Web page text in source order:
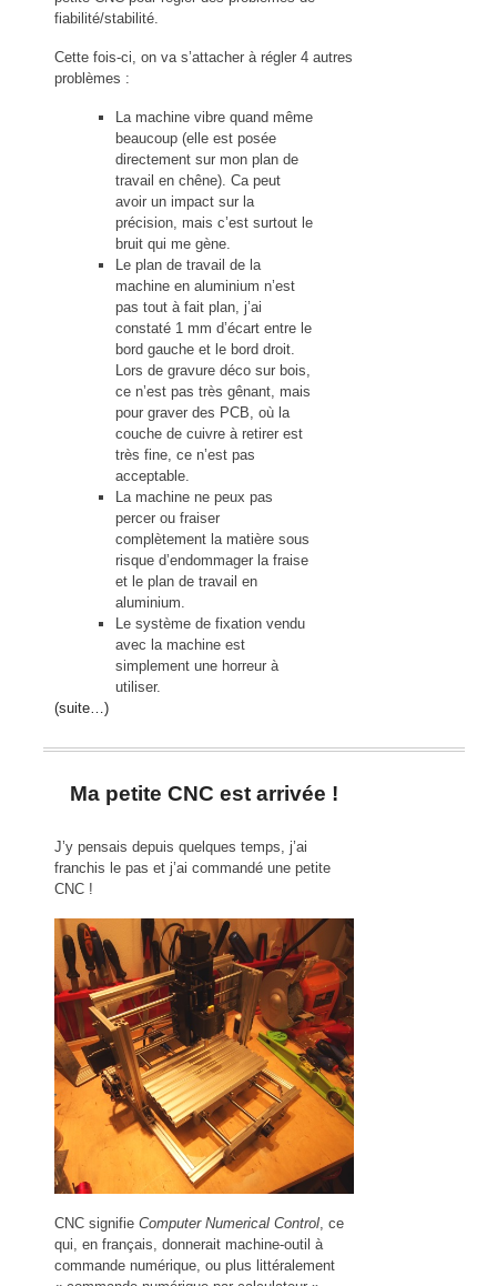
fiabilité/stabilité.
Cette fois-ci, on va s’attacher à régler 4 autres
problèmes :
La machine vibre quand même
beaucoup (elle est posée
directement sur mon plan de
travail en chêne). Ca peut
avoir un impact sur la
précision, mais c’est surtout le
bruit qui me gène.
Le plan de travail de la
machine en aluminium n’est
pas tout à fait plan, j’ai
constaté 1 mm d’écart entre le
bord gauche et le bord droit.
Lors de gravure déco sur bois,
ce n’est pas très gênant, mais
pour graver des PCB, où la
couche de cuivre à retirer est
très fine, ce n’est pas
acceptable.
La machine ne peux pas
percer ou fraiser
complètement la matière sous
risque d’endommager la fraise
et le plan de travail en
aluminium.
Le système de fixation vendu
avec la machine est
simplement une horreur à
utiliser.
(suite…)
Ma petite CNC est arrivée !
J’y pensais depuis quelques temps, j’ai
franchis le pas et j’ai commandé une petite
CNC !
CNC signifie Computer Numerical Control , ce
qui, en français, donnerait machine-outil à
commande numérique, ou plus littéralement